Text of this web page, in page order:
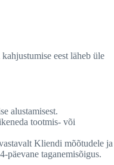
eest läheb üle
alustamisest.
tootmis- või
Kliendi mõõtudele ja
päevane taganemisõigus.